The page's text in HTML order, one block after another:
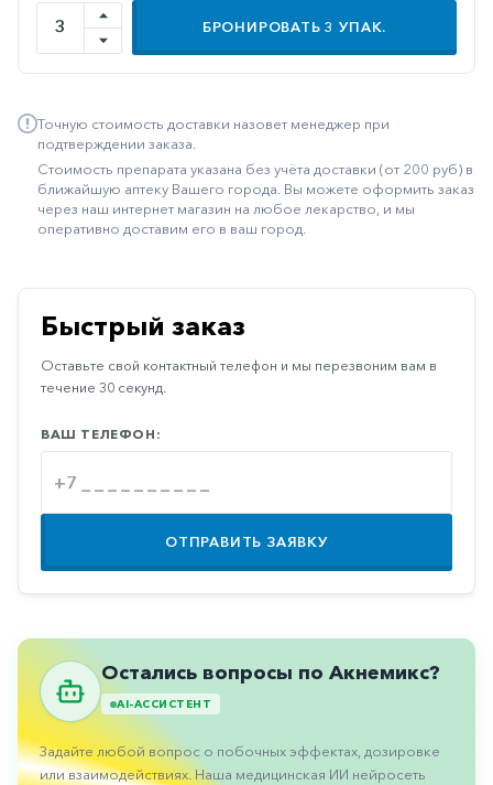
Метаболизм
Минеральный
обмен
средства
Неврологические
Остеопороз
Паркинсон
Противоаллергические
Противовирусные
Противогрибковые
Противоопухолевые
Противоподагрические
Противорвотные
Пульмонология
Сердечные
Сосудистые
БРОНИРОВАТЬ3 УПАК.
Точную стоимость доставки назовет менеджер при
подтверждении заказа.
Стоимость препарата указана без учёта доставки (от 200 руб) в
ближайшую аптеку Вашего города. Вы можете оформить заказ
через наш интернет магазин на любое лекарство, и мы
оперативно доставим его в ваш город.
Быстрый заказ
Оставьте свой контактный телефон и мы перезвоним вам в
течение 30 секунд.
ВАШ ТЕЛЕФОН:
ОТПРАВИТЬ ЗАЯВКУ
Остались вопросы по Акнемикс?
AI-АССИСТЕНТ
Задайте любой вопрос о побочных эффектах, дозировке
или взаимодействиях. Наша медицинская ИИ нейросеть